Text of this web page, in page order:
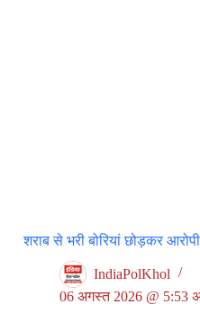
शराब से भरी बोरियां छोड़कर
IndiaPolKhol
06 अगस्त 2026 @ 5:53